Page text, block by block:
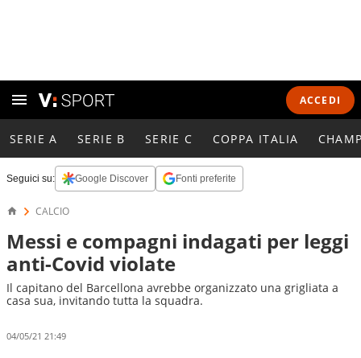
ACCEDI
SERIE A SERIE B SERIE C COPPA ITALIA
Seguici su: Google Discover Fonti preferite
CALCIO
Messi e compagni indagati per leggi
anti-Covid violate
Il capitano del Barcellona avrebbe organizzato una grigliata a
casa sua, invitando tutta la squadra.
04/05/21 21:49